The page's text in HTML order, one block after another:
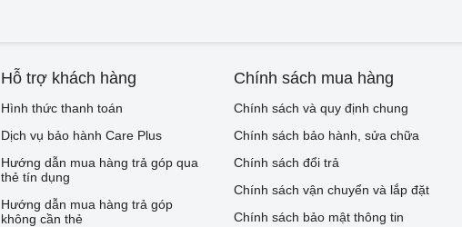
Hỗ trợ khách hàng
Hình thức thanh toán
Dịch vụ bảo hành Care Plus
Hướng dẫn mua hàng trả góp qua
thẻ tín dụng
Hướng dẫn mua hàng trả góp
không cần thẻ
Chính sách mua hàng
Chính sách và quy định chung
Chính sách bảo hành, sửa chữa
Chính sách đổi trả
Chính sách vận chuyển và lắp đặt
Chính sách bảo mật thông tin